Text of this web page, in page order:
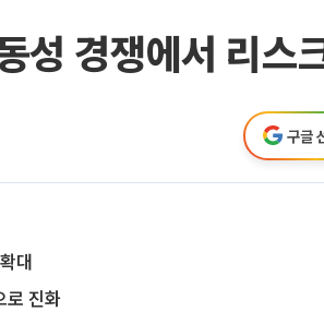
경쟁에서 리스
구글
대
로 진화